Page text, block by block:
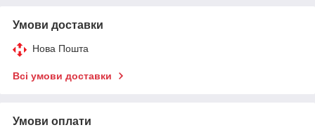
Умови доставки
Нова Пошта
Всі умови доставки
Умови оплати